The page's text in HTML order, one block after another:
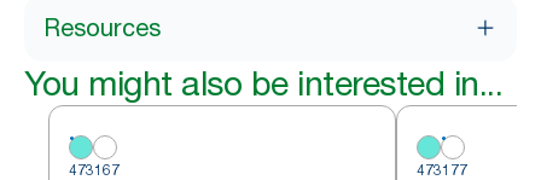
Resources
You might also be interested in...
473167 473177